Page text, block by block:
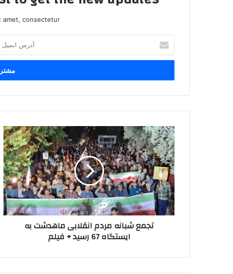
amet, consectetur.
ایمیل
خود
وارد
تجمع
شبانه
مردم
انقلابی
ماهدشت
به
ایستگاه
67
رسید
تجمع شبانه مردم انقلابی ماهدشت به
ایستگاه 67 رسید + فیلم